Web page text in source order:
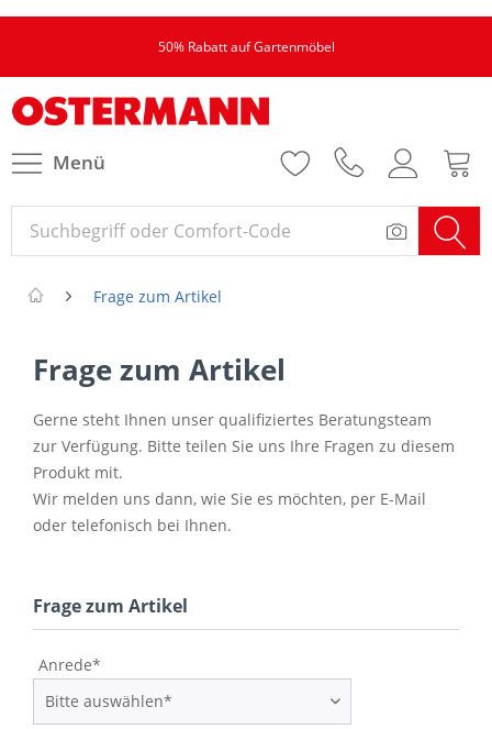
50% Rabatt auf Gartenmöbel
Menü
Frage zum Artikel
Frage zum Artikel
Gerne steht Ihnen unser qualifiziertes Beratungsteam
zur Verfügung. Bitte teilen Sie uns Ihre Fragen zu diesem
Produkt mit.
Wir melden uns dann, wie Sie es möchten, per E-Mail
oder telefonisch bei Ihnen.
Frage zum Artikel
Anrede*